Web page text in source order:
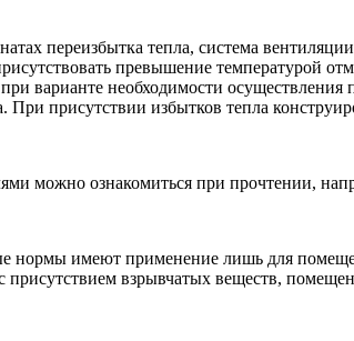
переизбытка тепла, система
превышение температурой
варианте необходимости
При присутствии избытков тепла
можно ознакомиться при прочтении,
нормы имеют применение лишь для
присутствием взрывчатых веществ,